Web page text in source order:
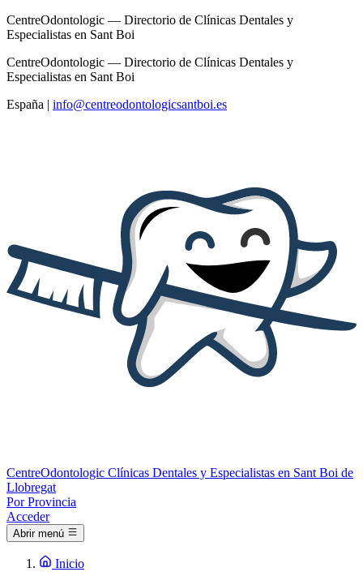
CentreOdontologic — Directorio de Clínicas Dentales y
Especialistas en Sant Boi
CentreOdontologic — Directorio de Clínicas Dentales y
Especialistas en Sant Boi
España | info@centreodontologicsantboi.es
CentreOdontologic Clínicas Dentales y Especialistas en Sant Boi de
Llobregat
Por Provincia
Acceder
Abrir menú
Inicio